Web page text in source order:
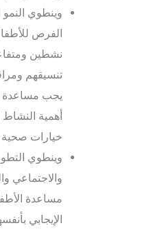
وينطوي النمو
الفرص
نشطين
تنسيقهم
يجب مساعدة
أهمية
خيارات صحية
وينطوي
والاجتماعي
مساعدة
الإيجابي